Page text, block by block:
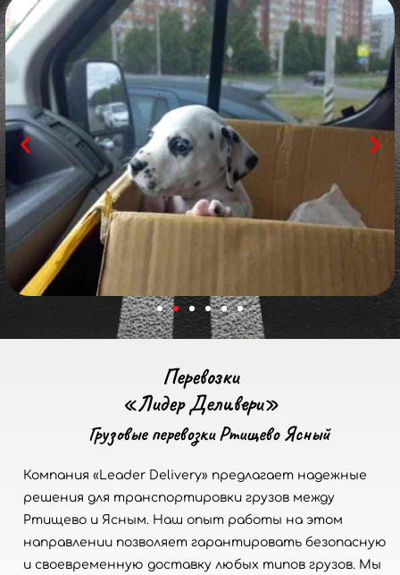
Перевозки
«Лидер Деливери»
Грузовые перевозки Ртищево Ясный
Компания «Leader Delivery» предлагает надежные
решения для транспортировки грузов между
Ртищево и Ясным. Наш опыт работы на этом
направлении позволяет гарантировать безопасную
и своевременную доставку любых типов грузов. Мы